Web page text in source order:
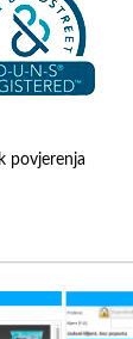
povjerenja